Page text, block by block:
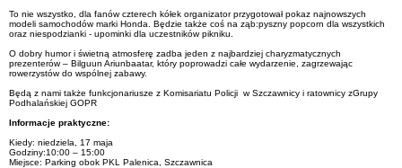
To nie wszystko, dla fanów czterech kółek organizator przygotował pokaz najnowszych
modeli samochodów marki Honda. Będzie także coś na ząb:pyszny popcorn dla wszystkich
oraz niespodzianki - upominki dla uczestników pikniku.
O dobry humor i świetną atmosferę zadba jeden z najbardziej charyzmatycznych
prezenterów – Bilguun Ariunbaatar, który poprowadzi całe wydarzenie, zagrzewając
rowerzystów do wspólnej zabawy.
Będą z nami także funkcjonariusze z Komisariatu Policji w Szczawnicy i ratownicy zGrupy
Podhalańskiej GOPR
Informacje praktyczne:
Kiedy: niedziela, 17 maja
Godziny:10:00 – 15:00
Miejsce: Parking obok PKL Palenica, Szczawnica